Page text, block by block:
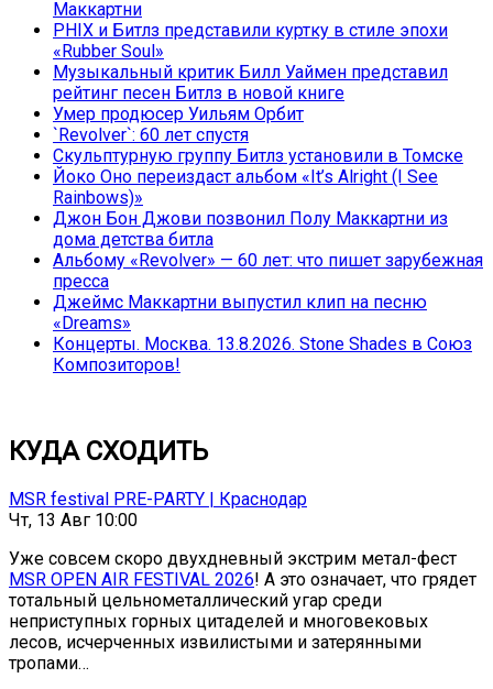
Маккартни
PHIX и Битлз представили куртку в стиле эпохи
«Rubber Soul»
Музыкальный критик Билл Уаймен представил
рейтинг песен Битлз в новой книге
Умер продюсер Уильям Орбит
`Revolver`: 60 лет спустя
Скульптурную группу Битлз установили в Томске
Йоко Оно переиздаст альбом «It’s Alright (I See
Rainbows)»
Джон Бон Джови позвонил Полу Маккартни из
дома детства битла
Альбому «Revolver» — 60 лет: что пишет зарубежная
пресса
Джеймс Маккартни выпустил клип на песню
«Dreams»
Концерты. Москва. 13.8.2026. Stone Shades в Союз
Композиторов!
КУДА СХОДИТЬ
MSR festival PRE-PARTY | Краснодар
Чт, 13 Авг 10:00
Уже совсем скоро двухдневный экстрим метал-фест
MSR OPEN AIR FESTIVAL 2026! А это означает, что грядет
тотальный цельнометаллический угар среди
неприступных горных цитаделей и многовековых
лесов, исчерченных извилистыми и затерянными
тропами…